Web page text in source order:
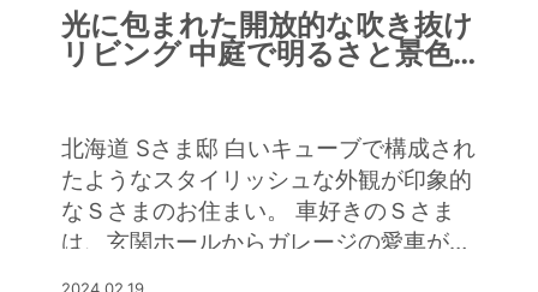
ら、こんな吹き抜けにしても、冬を暖か
く快適に過ごせるのがうれしいですね」
（特殊）塗材仕上げのスタイリッシュな
キッチンもお気に入り。ご友人を招いて
手料理を振る舞うのを楽しみにされてい
ます。気候の良い季節はバルコニーでお
光に包まれた開放的な吹き抜け
リビング 中庭で明るさと景色
北海道 Sさま邸 白いキューブで構成され
たようなスタイリッシュな外観が印象的
なＳさまのお住まい。 車好きのＳさま
は、玄関ホールからガレージの愛車が見